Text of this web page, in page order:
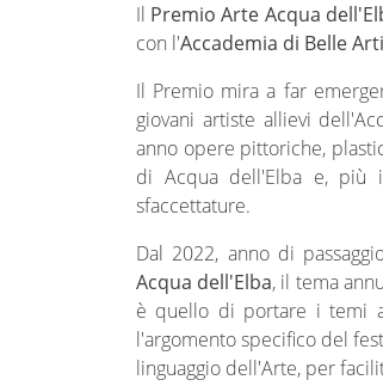
Il Premio Arte Acqua
con l'Accademia di Belle
Il Premio mira a far
giovani artiste allievi
anno opere pittoriche,
di Acqua dell'Elba e, più
sfaccettature.
Dal 2022, anno di
Acqua dell'Elba, il tema
è quello di portare i temi
l'argomento specifico del
linguaggio dell'Arte, per